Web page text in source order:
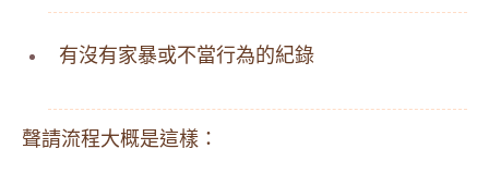
有沒有家暴或不當行為的紀錄
聲請流程大概是這樣：